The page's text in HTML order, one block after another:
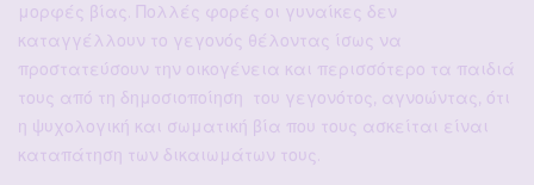
μορφές βίας. Πολλές φορές οι γυναίκες δεν
καταγγέλλουν το γεγονός θέλοντας ίσως να
προστατεύσουν την οικογένεια και περισσότερο τα παιδιά
τους από τη δημοσιοποίηση του γεγονότος, αγνοώντας, ότι
η ψυχολογική και σωματική βία που τους ασκείται είναι
καταπάτηση των δικαιωμάτων τους.